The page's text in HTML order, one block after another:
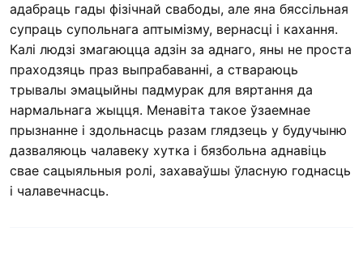
адабраць гады фізічнай свабоды, але яна бяссільная
супраць супольнага аптымізму, вернасці і кахання.
Калі людзі змагаюцца адзін за аднаго, яны не проста
праходзяць праз выпрабаванні, а ствараюць
трывалы эмацыйны падмурак для вяртання да
нармальнага жыцця. Менавіта такое ўзаемнае
прызнанне і здольнасць разам глядзець у будучыню
дазваляюць чалавеку хутка і бязбольна аднавіць
свае сацыяльныя ролі, захаваўшы ўласную годнасць
і чалавечнасць.